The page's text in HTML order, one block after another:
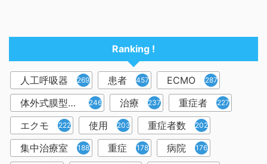
Ranking !
人工呼吸器 2698 患者 457 ECMO 287
体外式膜型人工肺 246 治療 237 重症者 227
エクモ 222 使用 203 重症者数 202
集中治療室 188 重症 178 病院 176